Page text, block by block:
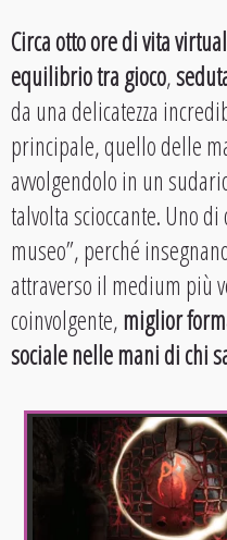
Circa otto ore di vita
equilibrio tra gioco,
da una delicatezza
principale, quello delle
avvolgendolo in un
talvolta scioccante. Uno
museo”, perché
attraverso il medium più
coinvolgente,miglior
sociale nelle mani di chi